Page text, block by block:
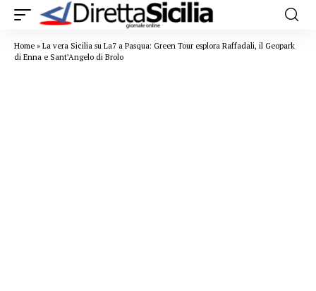
Home » La vera Sicilia su La7 a Pasqua: Green Tour esplora Raffadali, il Geopark
di Enna e Sant’Angelo di Brolo